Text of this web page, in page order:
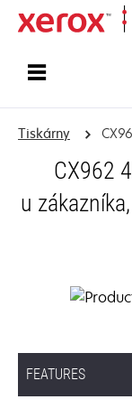
Tiskárny
CX962
u
FEATURES